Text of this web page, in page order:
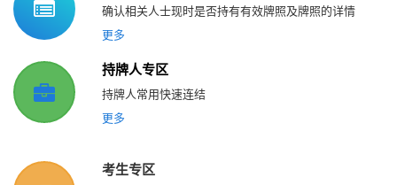
确认相关人士现时是否持有有效牌照及牌照的详情
更多
持牌人专区
持牌人常用快速连结
更多
考生专区